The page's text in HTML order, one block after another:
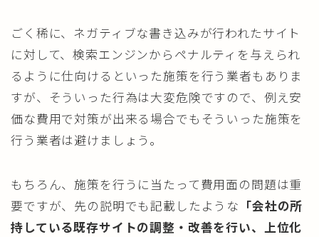
ごく稀に、ネガティブな書き込みが行われたサイト
に対して、検索エンジンからペナルティを与えられ
るように仕向けるといった施策を行う業者もありま
すが、そういった行為は大変危険ですので、例え安
価な費用で対策が出来る場合でもそういった施策を
行う業者は避けましょう。
もちろん、施策を行うに当たって費用面の問題は重
要ですが、先の説明でも記載したような 「会社の所
持している既存サイトの調整・改善を行い、上位化